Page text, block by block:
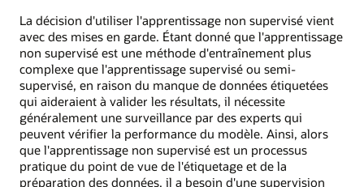
La décision d'utiliser l'apprentissage non supervisé vient
avec des mises en garde. Étant donné que l'apprentissage
non supervisé est une méthode d'entraînement plus
complexe que l'apprentissage supervisé ou semi-
supervisé, en raison du manque de données étiquetées
qui aideraient à valider les résultats, il nécessite
généralement une surveillance par des experts qui
peuvent vérifier la performance du modèle. Ainsi, alors
que l'apprentissage non supervisé est un processus
pratique du point de vue de l'étiquetage et de la
préparation des données, il a besoin d'une supervision